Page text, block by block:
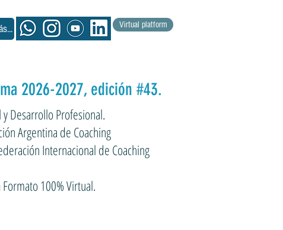
Virtual platform
2026-2027, edición #43.
Desarrollo Profesional.
Argentina de Coaching
Internacional de Coaching
100% Virtual.